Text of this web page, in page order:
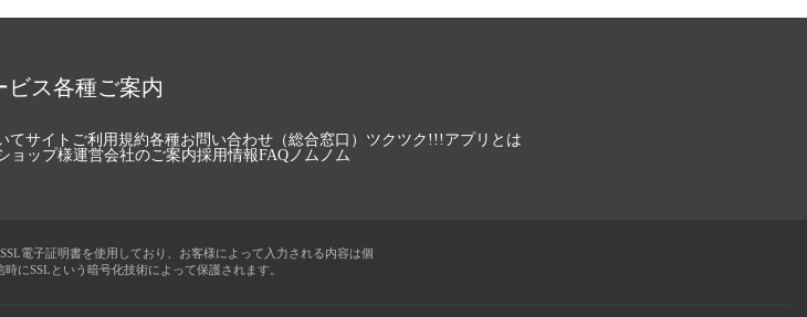
ビス各種ご案内
てサイトご利用規約各種お問い合わせ（総合窓口） ツクツク!!!アプリとは
ョップ様運営会社のご案内採用情報FAQノムノム
電子証明書を使用しており、お客様によって入力される内容は個
にSSLという暗号化技術によって保護されます。